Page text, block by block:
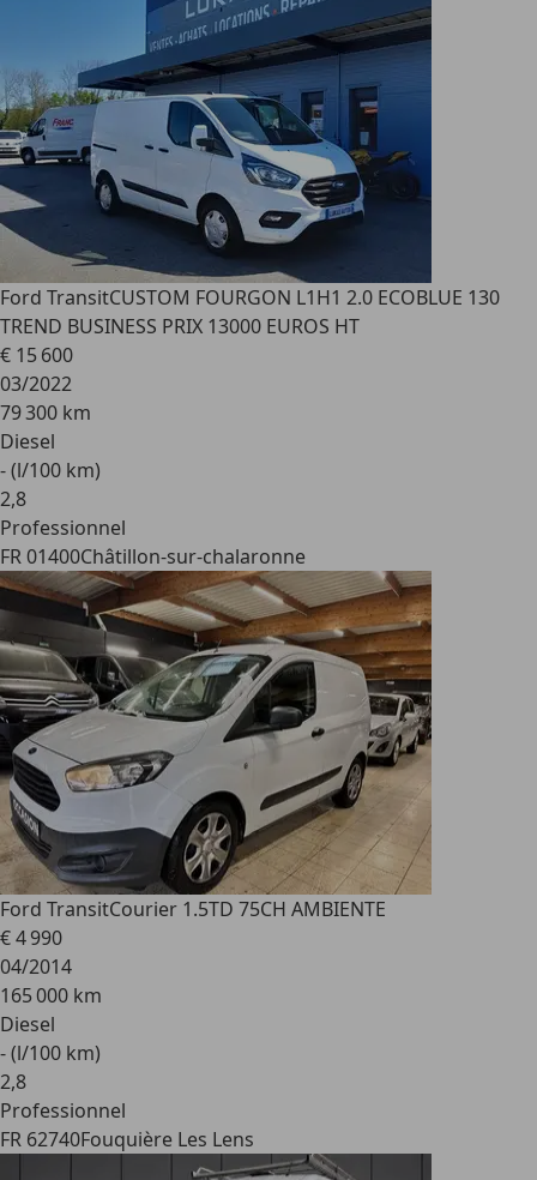
Ford TransitCUSTOM FOURGON L1H1 2.0 ECOBLUE 130
TREND BUSINESS PRIX 13000 EUROS HT
€ 15 600
03/2022
79 300 km
Diesel
- (l/100 km)
2,8
Professionnel
FR 01400Châtillon-sur-chalaronne
Ford TransitCourier 1.5TD 75CH AMBIENTE
€ 4 990
04/2014
165 000 km
Diesel
- (l/100 km)
2,8
Professionnel
FR 62740Fouquière Les Lens